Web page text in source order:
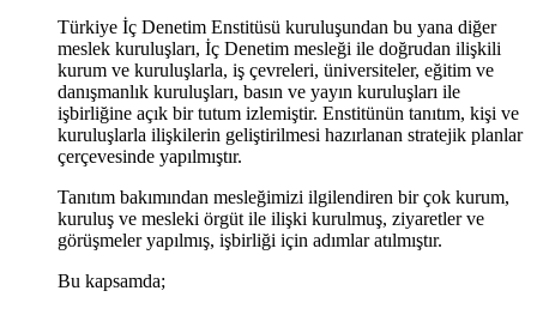
Türkiye İç Denetim Enstitüsü kuruluşundan bu yana diğer
meslek kuruluşları, İç Denetim mesleği ile doğrudan ilişkili
kurum ve kuruluşlarla, iş çevreleri, üniversiteler, eğitim ve
danışmanlık kuruluşları, basın ve yayın kuruluşları ile
işbirliğine açık bir tutum izlemiştir. Enstitünün tanıtım, kişi ve
kuruluşlarla ilişkilerin geliştirilmesi hazırlanan stratejik planlar
çerçevesinde yapılmıştır.
Tanıtım bakımından mesleğimizi ilgilendiren bir çok kurum,
kuruluş ve mesleki örgüt ile ilişki kurulmuş, ziyaretler ve
görüşmeler yapılmış, işbirliği için adımlar atılmıştır.
Bu kapsamda;